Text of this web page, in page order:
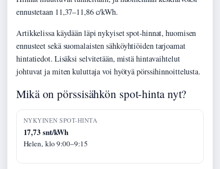
ennustetaan 11,37–11,86 c/kWh.
Artikkelissa käydään läpi nykyiset spot-hinnat, huomisen
ennusteet sekä suomalaisten sähköyhtiöiden tarjoamat
hintatiedot. Lisäksi selvitetään, mistä hintavaihtelut
johtuvat ja miten kuluttaja voi hyötyä pörssihinnoittelusta.
Mikä on pörssisähkön spot-hinta nyt?
NYKYINEN SPOT-HINTA
17,73 snt/kWh
Helen, klo 9:00–9:15